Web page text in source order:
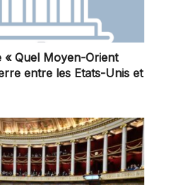
« Quel Moyen-Orient
entre les Etats-Unis et